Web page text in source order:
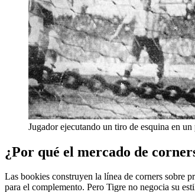
Jugador ejecutando un tiro de esquina en
¿Por qué el mercado de
Las bookies construyen la línea de corners sobre
para el complemento. Pero Tigre no negocia su